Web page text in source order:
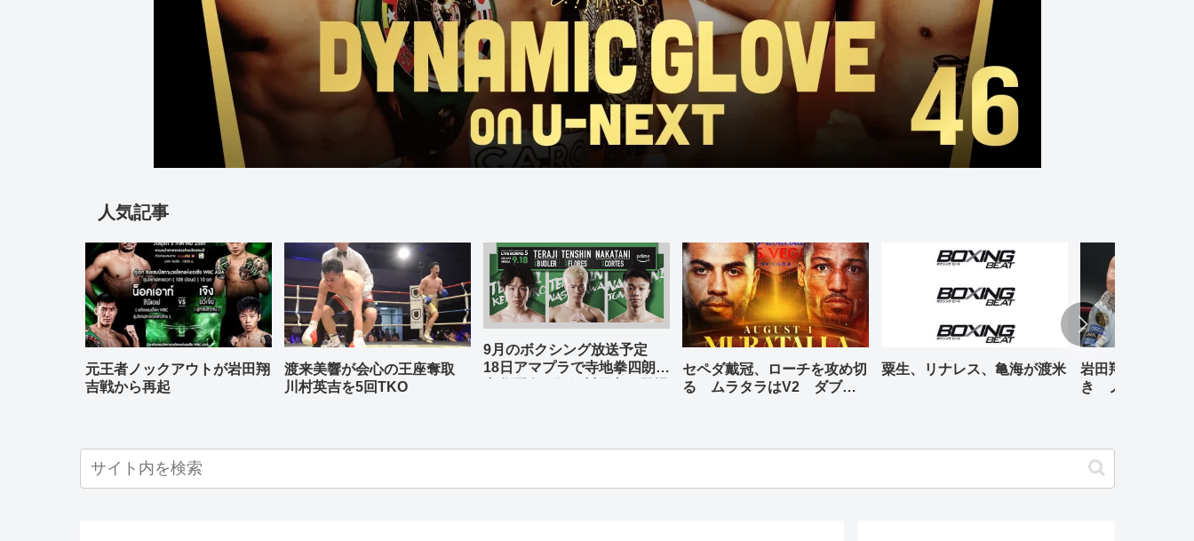
人気記事
元王者ノックアウトが岩田翔
吉戦から再起
渡来美響が会心の王座奪取
川村英吉を5回TKO
9月のボクシング放送予定
18日アマプラで寺地拳四朗、
セペダ戴冠、ローチを攻め切
る ムラタラはV2 ダブル
粟生、リナレス、亀海が渡米
岩田翔吉、悲願
き ノックアウ